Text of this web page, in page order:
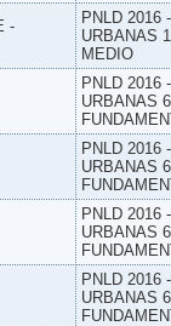
-
PNLD 2016
URBANAS
MEDIO
PNLD 2016
URBANAS
PNLD 2016
URBANAS
PNLD 2016
URBANAS
PNLD 2016
URBANAS